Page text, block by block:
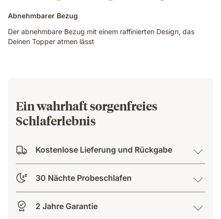
Abnehmbarer Bezug
Der abnehmbare Bezug mit einem raffinierten Design, das
Deinen Topper atmen lässt
Ein wahrhaft sorgenfreies
Schlaferlebnis
Kostenlose Lieferung und Rückgabe
30 Nächte Probeschlafen
2 Jahre Garantie